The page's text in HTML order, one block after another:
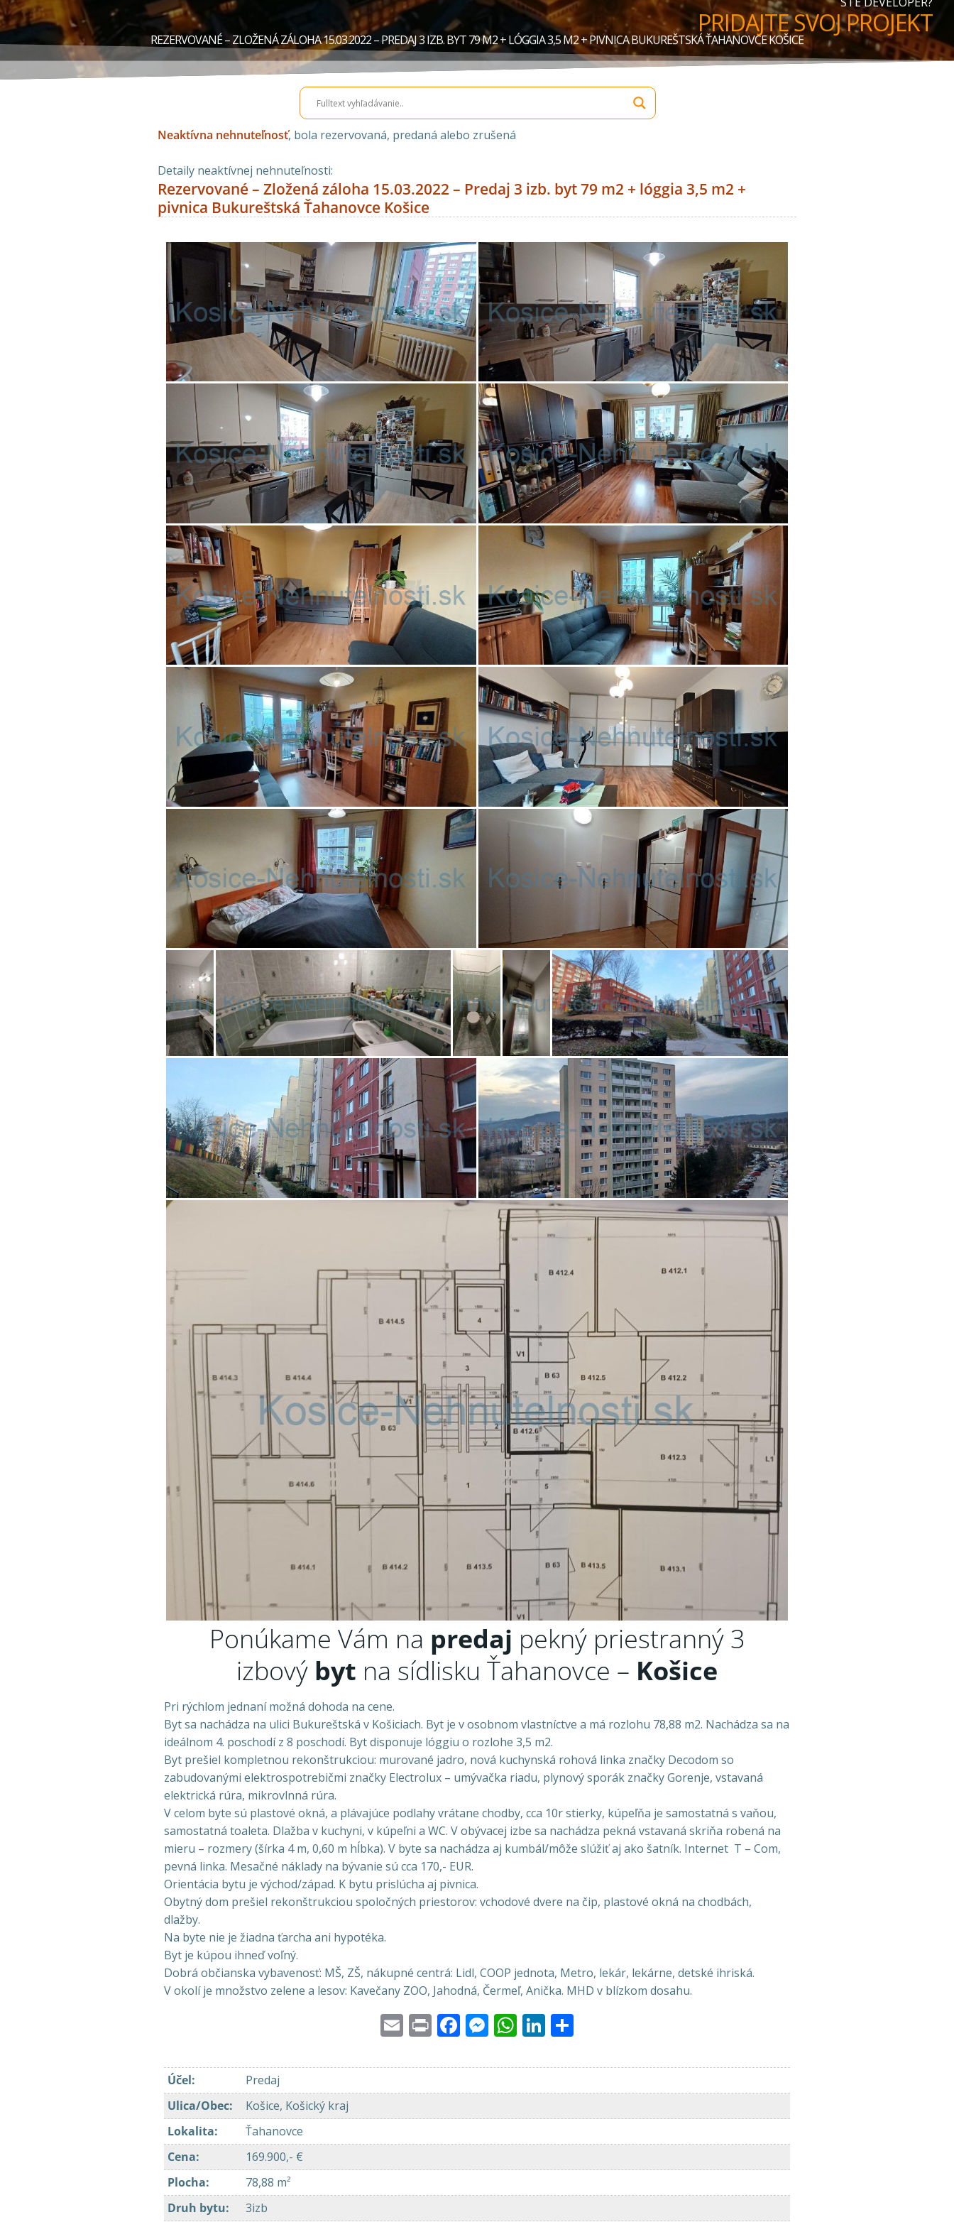
PRIDAJTE SVOJ PROJEKT
REZERVOVANÉ – ZLOŽENÁ ZÁLOHA 15.03.2022 – PREDAJ 3 IZB. BYT 79 M2 + LÓGGIA 3,5 M2 + PIVNICA BUKUREŠTSKÁ ŤAHANOVCE KOŠICE
Neaktívna nehnuteľnosť, bola rezervovaná, predaná alebo zrušená
Detaily neaktívnej nehnuteľnosti:
Rezervované – Zložená záloha 15.03.2022 – Predaj 3 izb. byt 79 m2 + lóggia 3,5 m2 +
pivnica Bukureštská Ťahanovce Košice
Ponúkame Vám na predaj pekný priestranný 3
izbový byt na sídlisku Ťahanovce – Košice
Pri rýchlom jednaní možná dohoda na cene.
Byt sa nachádza na ulici Bukureštská v Košiciach. Byt je v osobnom vlastníctve a má rozlohu 78,88 m2. Nachádza sa na
ideálnom 4. poschodí z 8 poschodí. Byt disponuje lóggiu o rozlohe 3,5 m2.
Byt prešiel kompletnou rekonštrukciou: murované jadro, nová kuchynská rohová linka značky Decodom so
zabudovanými elektrospotrebičmi značky Electrolux – umývačka riadu, plynový sporák značky Gorenje, vstavaná
elektrická rúra, mikrovlnná rúra.
V celom byte sú plastové okná, a plávajúce podlahy vrátane chodby, cca 10r stierky, kúpeľňa je samostatná s vaňou,
samostatná toaleta. Dlažba v kuchyni, v kúpeľni a WC. V obývacej izbe sa nachádza pekná vstavaná skriňa robená na
mieru – rozmery (šírka 4 m, 0,60 m hĺbka). V byte sa nachádza aj kumbál/môže slúžiť aj ako šatník. Internet T – Com,
pevná linka. Mesačné náklady na bývanie sú cca 170,- EUR.
Orientácia bytu je východ/západ. K bytu prislúcha aj pivnica.
Obytný dom prešiel rekonštrukciou spoločných priestorov: vchodové dvere na čip, plastové okná na chodbách,
dlažby.
Na byte nie je žiadna ťarcha ani hypotéka.
Byt je kúpou ihneď voľný.
Dobrá občianska vybavenosť: MŠ, ZŠ, nákupné centrá: Lidl, COOP jednota, Metro, lekár, lekárne, detské ihriská.
V okolí je množstvo zelene a lesov: Kavečany ZOO, Jahodná, Čermeľ, Anička. MHD v blízkom dosahu.
EmailPrintFacebook
Messenger
WhatsApp
LinkedIn
Účel:
Predaj
Ulica/Obec:
Košice, Košický kraj
Lokalita:
Ťahanovce
Cena:
169.900,- €
Plocha:
78,88 m²
Druh bytu: 3izb